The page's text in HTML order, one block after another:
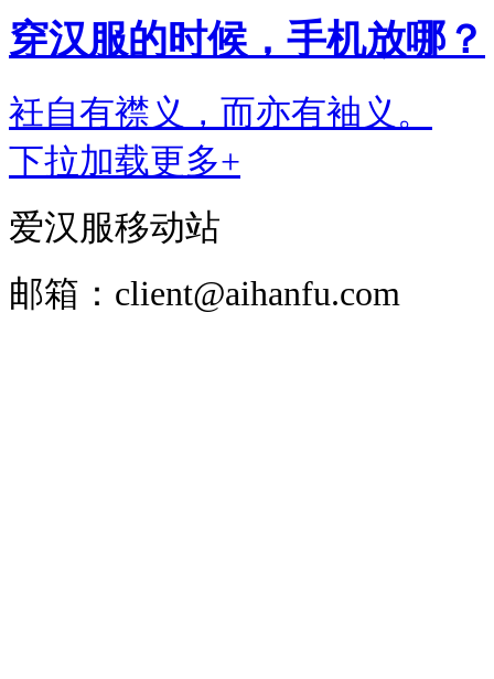
穿汉服的时候，手机放哪？
衽自有襟义，而亦有袖义。
下拉加载更多+
爱汉服移动站
邮箱：client@aihanfu.com